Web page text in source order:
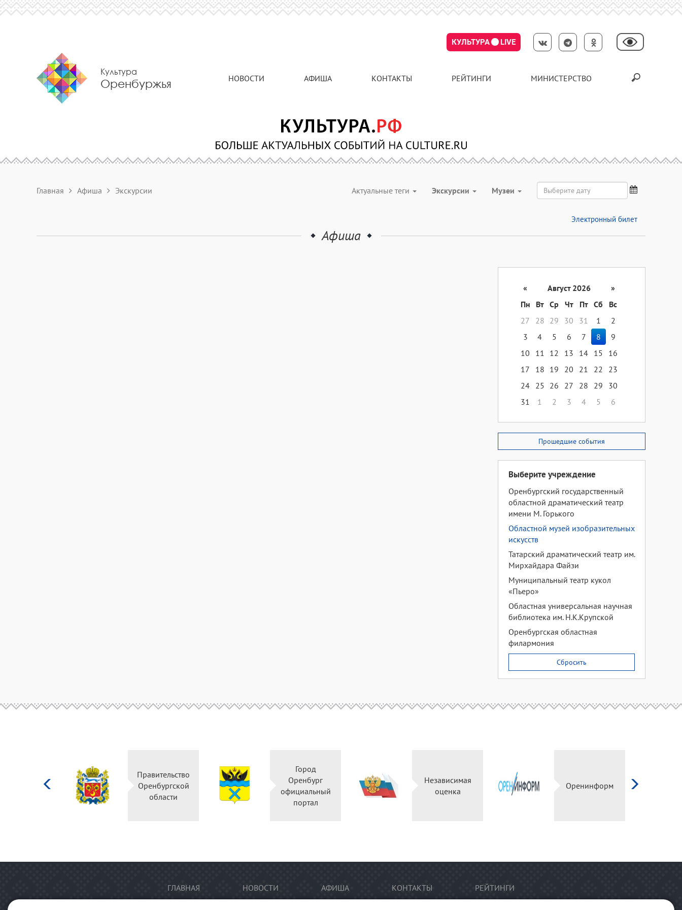
КУЛЬТУРА LIVE
Культура
Оренбуржья НОВОСТИ АФИША КОНТАКТЫ РЕЙТИНГИ МИНИСТЕРСТВО
Главная Афиша Экскурсии Актуальные теги Экскурсии Музеи
Электронный билет
Афиша
« Август 2026
»
Пн
Вт Ср Чт Пт Сб
Вс
27
28 29 30 31 1
2
3
4 5 6 7 8
9
10
11 12 13 14 15
16
17
18 19 20 21 22
23
24 25 26 27 28 29
30
31
1 2 3 4 5 6
Прошедшие события
Выберите учреждение
Оренбургский государственный
областной драматический театр
имени М. Горького
Областной музей изобразительных
искусств
Татарский драматический театр им.
Мирхайдара Файзи
Муниципальный театр кукол
«Пьеро»
Областная универсальная научная
библиотека им. Н.К.Крупской
Оренбургская областная
филармония
Сбросить
Правительство
Оренбургской
области
Город
Оренбург
официальный
портал
Независимая
оценка
Оренинформ
ГЛАВНАЯ НОВОСТИ АФИША КОНТАКТЫ РЕЙТИНГИ